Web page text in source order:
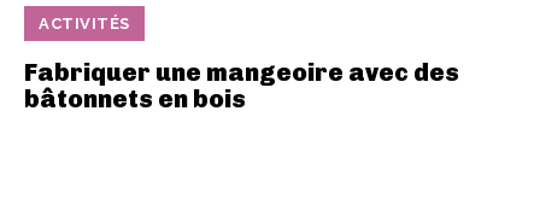
ACTIVITÉS
Fabriquer une mangeoire avec des
bâtonnets en bois